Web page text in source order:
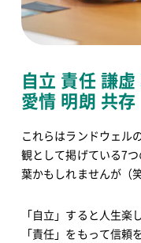
自立 責任 謙
愛情 明朗 共存
これらはランドウェル
観として掲げている7
葉かもしれませんが（
「自立」すると人生楽
「責任」をもって信